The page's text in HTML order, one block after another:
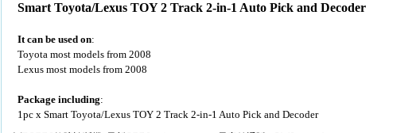
Smart Toyota/Lexus TOY 2 Track 2-in-1 Auto Pick and Decoder
It can be used on:
Toyota most models from 2008
Lexus most models from 2008
Package including:
1pc x Smart Toyota/Lexus TOY 2 Track 2-in-1 Auto Pick and Decoder